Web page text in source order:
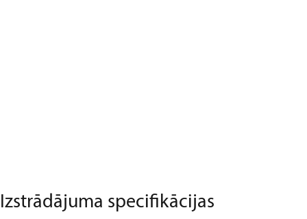
Izstrādājuma specifikācijas